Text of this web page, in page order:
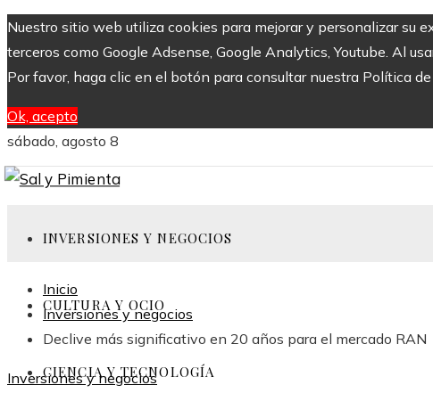
Nuestro sitio web utiliza cookies para mejorar y personalizar su
terceros como Google Adsense, Google Analytics, Youtube. Al
Por favor, haga clic en el botón para consultar nuestra Política
Ok, acepto
sábado, agosto 8
INVERSIONES Y NEGOCIOS
CULTURA Y OCIO
CIENCIA Y TECNOLOGÍA
Inicio
Inversiones y negocios
Declive más significativo en 20 años para el mercado RAN
Inversiones y negocios